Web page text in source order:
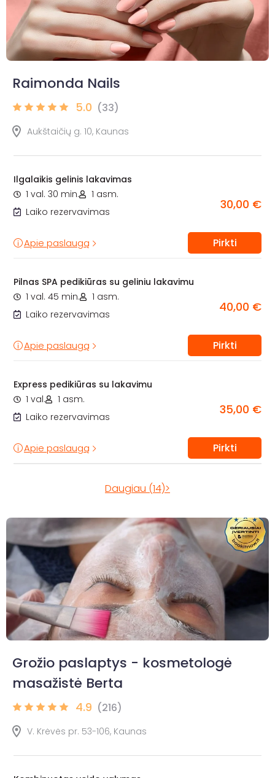
Raimonda Nails
5.0 (33)
Aukštaičių g. 10, Kaunas
Ilgalaikis gelinis lakavimas
1 val. 30 min.
1 asm.
Laiko rezervavimas
30,00 €
Apie paslaugą Pirkti
Pilnas SPA pedikiūras su geliniu lakavimu
1 val. 45 min.
1 asm.
Laiko rezervavimas
40,00 €
Apie paslaugą Pirkti
Express pedikiūras su lakavimu
1 val.
1 asm.
Laiko rezervavimas
35,00 €
Apie paslaugą Pirkti
Daugiau (14)>
Grožio paslaptys - kosmetologė
masažistė Berta
4.9 (216)
V. Krėvės pr. 53-106, Kaunas